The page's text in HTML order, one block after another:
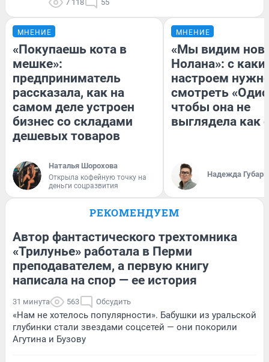
7 118 55
МНЕНИЕ
«Покупаешь кота в
мешке»:
предприниматель
рассказала, как на
самом деле устроен
бизнес со складами
дешевых товаров
Наталья Шорохова
Открыла кофейную точку на
деньги соцразвития
МНЕНИЕ
«Мы видим
Нолана»: с
настроем
смотреть
чтобы она не
выглядела как
Надежда Губарь
РЕКОМЕНДУЕМ
Автор фантастического трехтомника
«Трилунье» работала в Перми
преподавателем, а первую книгу
написала на спор — ее история
31 минута 563 Обсудить
«Нам не хотелось популярности». Бабушки из уральской
глубинки стали звездами соцсетей — они покорили
Агутина и Бузову